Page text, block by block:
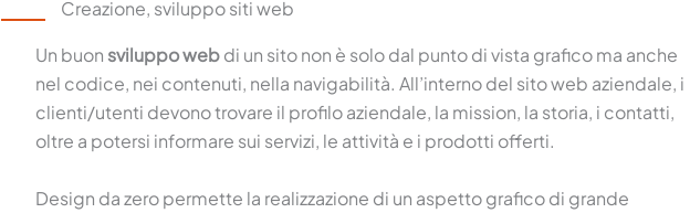
Creazione, sviluppo siti web
Un buon sviluppo webdi un sito non è solo dal punto di vista grafico ma anche
nel codice, nei contenuti, nella navigabilità. All’interno del sito web aziendale, i
clienti/utenti devono trovare il profilo aziendale, la mission, la storia, i contatti,
oltre a potersi informare sui servizi, le attività e i prodotti offerti.
Design da zero permette la realizzazione di un aspetto grafico di grande